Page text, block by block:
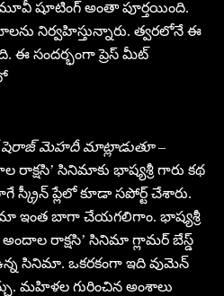
మూవీ షూటింగ్ అంతా పూర్తయింది.
నిర్వహిస్తున్నారు. త్వరలోనే ఈ
ఈ సందర్భంగా ప్రెస్ మీట్
షెరాజ్ మెహదీ మాట్లాడుతూ–
రాక్షసి’ సినిమాకు భాష్యశ్రీ గారు కథ
ప్లేలో కూడా సపోర్ట్ చేశారు.
ఇంత బాగా చేయగలిగాం. భాష్యశ్రీ
అందాల రాక్షసి’ సినిమా గ్లామర్ బేస్డ్
సినిమా. ఒకరకంగా ఇది వుమెన్
మహిళల గురించిన అంశాలు